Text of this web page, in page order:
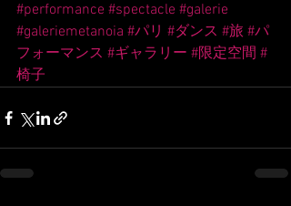
#performance #spectacle #galerie
#galeriemetanoia #パリ #ダンス #旅 #パ
フォーマンス #ギャラリー #限定空間 #
椅子